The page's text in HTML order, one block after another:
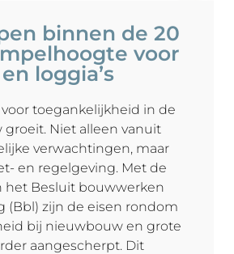
binnen de 20
voor
loggia’s
toegankelijkheid in de
Niet alleen vanuit
verwachtingen, maar
en regelgeving. Met de
het Besluit bouwwerken
(Bbl) zijn de eisen rondom
bij nieuwbouw en grote
aangescherpt. Dit